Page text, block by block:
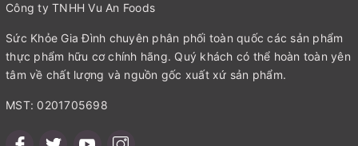
Công ty TNHH Vu An Foods
Sức Khỏe Gia Đình chuyên phân phối toàn quốc các sản phẩm
thực phẩm hữu cơ chính hãng. Quý khách có thể hoàn toàn yên
tâm về chất lượng và nguồn gốc xuất xứ sản phẩm.
MST: 0201705698